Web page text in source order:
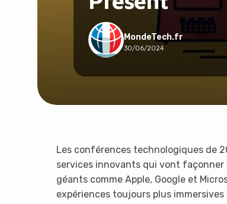
MondeTech.fr
30/06/2024
Les conférences technologiques de
services innovants qui vont façonner
géants comme Apple, Google et
expériences toujours plus